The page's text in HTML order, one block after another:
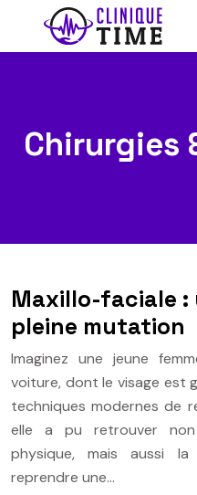
Chirurgies
Maxillo-faciale :
pleine mutation
Imaginez une jeune
voiture, dont le visage est
techniques modernes de
elle a pu retrouver non
physique, mais aussi
reprendre une…